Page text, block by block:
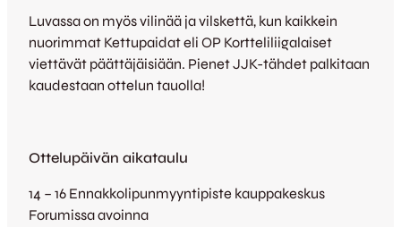
Luvassa on myös vilinää ja vilskettä, kun kaikkein
nuorimmat Kettupaidat eli OP Kortteliliigalaiset
viettävät päättäjäisiään. Pienet JJK-tähdet palkitaan
kaudestaan ottelun tauolla!
Ottelupäivän aikataulu
14 – 16 Ennakkolipunmyyntipiste kauppakeskus
Forumissa avoinna